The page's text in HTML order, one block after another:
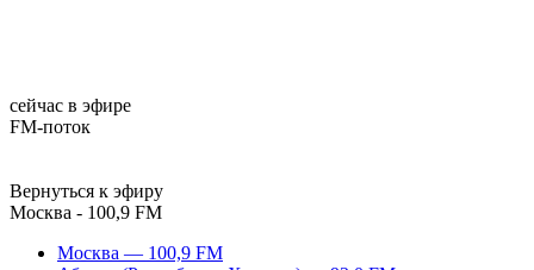
сейчас в эфире
FM-поток
Вернуться к эфиру
Москва - 100,9 FM
Москва — 100,9 FM